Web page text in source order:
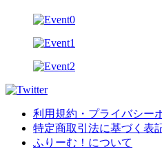
利用規約・プライバシー
特定商取引法に基づく表
ふりーむ！について